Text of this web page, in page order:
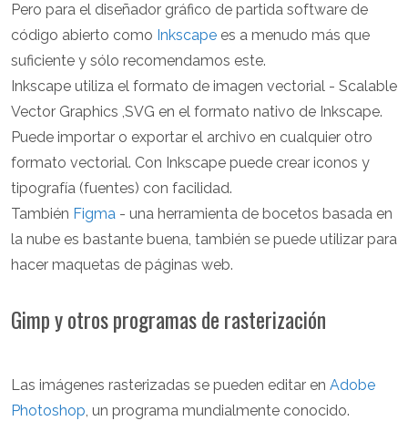
Pero para el diseñador gráfico de partida software de
código abierto como Inkscape es a menudo más que
suficiente y sólo recomendamos este.
Inkscape utiliza el formato de imagen vectorial - Scalable
Vector Graphics ,SVG en el formato nativo de Inkscape.
Puede importar o exportar el archivo en cualquier otro
formato vectorial. Con Inkscape puede crear iconos y
tipografía (fuentes) con facilidad.
También Figma - una herramienta de bocetos basada en
la nube es bastante buena, también se puede utilizar para
hacer maquetas de páginas web.
Gimp y otros programas de rasterización
Las imágenes rasterizadas se pueden editar en Adobe
Photoshop, un programa mundialmente conocido.